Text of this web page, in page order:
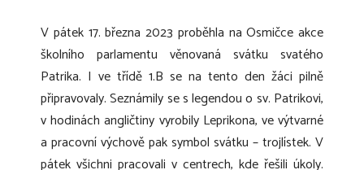
V pátek 17. března 2023 proběhla na Osmičce akce
školního parlamentu věnovaná svátku svatého
Patrika. I ve třídě 1.B se na tento den žáci pilně
připravovaly. Seznámily se s legendou o sv. Patrikovi,
v hodinách angličtiny vyrobily Leprikona, ve výtvarné
a pracovní výchově pak symbol svátku – trojlístek. V
pátek všichni pracovali v centrech, kde řešili úkoly.